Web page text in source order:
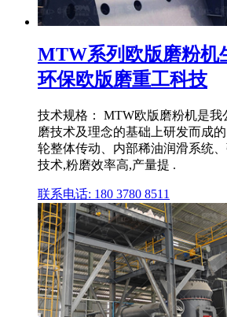
MTW系列欧版磨粉机
环保欧版磨重工科技
技术规格： MTW欧版磨粉机是我
磨技术及理念的基础上研发而成
轮整体传动、内部稀油润滑系统
技术,粉磨效率高,产量提 .
联系电话: 180 3780 8511